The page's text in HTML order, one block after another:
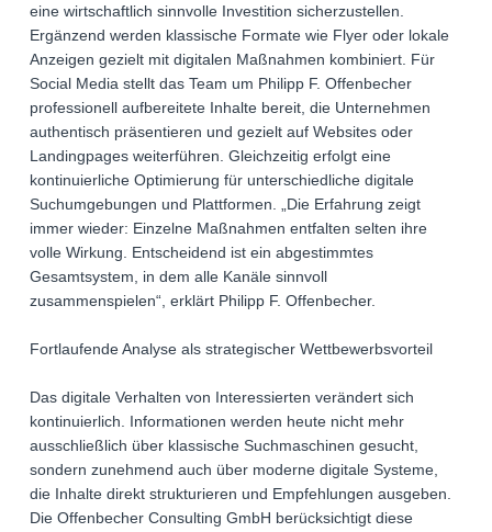
eine wirtschaftlich sinnvolle Investition sicherzustellen.
Ergänzend werden klassische Formate wie Flyer oder lokale
Anzeigen gezielt mit digitalen Maßnahmen kombiniert. Für
Social Media stellt das Team um Philipp F. Offenbecher
professionell aufbereitete Inhalte bereit, die Unternehmen
authentisch präsentieren und gezielt auf Websites oder
Landingpages weiterführen. Gleichzeitig erfolgt eine
kontinuierliche Optimierung für unterschiedliche digitale
Suchumgebungen und Plattformen. „Die Erfahrung zeigt
immer wieder: Einzelne Maßnahmen entfalten selten ihre
volle Wirkung. Entscheidend ist ein abgestimmtes
Gesamtsystem, in dem alle Kanäle sinnvoll
zusammenspielen“, erklärt Philipp F. Offenbecher.
Fortlaufende Analyse als strategischer Wettbewerbsvorteil
Das digitale Verhalten von Interessierten verändert sich
kontinuierlich. Informationen werden heute nicht mehr
ausschließlich über klassische Suchmaschinen gesucht,
sondern zunehmend auch über moderne digitale Systeme,
die Inhalte direkt strukturieren und Empfehlungen ausgeben.
Die Offenbecher Consulting GmbH berücksichtigt diese